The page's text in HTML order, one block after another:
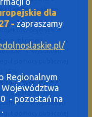
finansowej ale nie
objętych
publicznej i
– w wysokości
objętych
publicznej i nie
– w wysokości
pomocy publicznej
dla
- zapraszamy
Regionalnym
Województwa
- pozostań na